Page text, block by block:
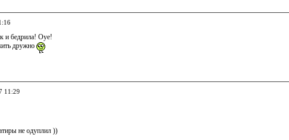
и бедрила! Оуе!
дружно
11:29
не одуплил ))